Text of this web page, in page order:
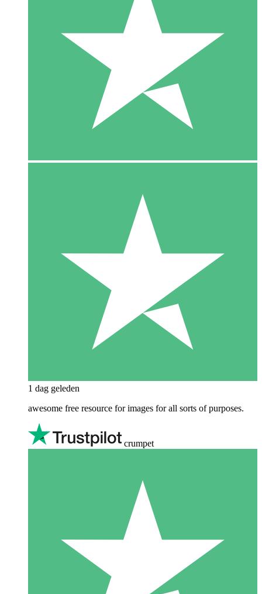
1 dag geleden
awesome free resource for images for all sorts of purposes.
crumpet